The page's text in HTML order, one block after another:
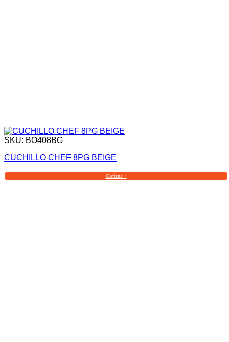
SKU: BO408BG
CUCHILLO CHEF 8PG BEIGE
Cotizar +